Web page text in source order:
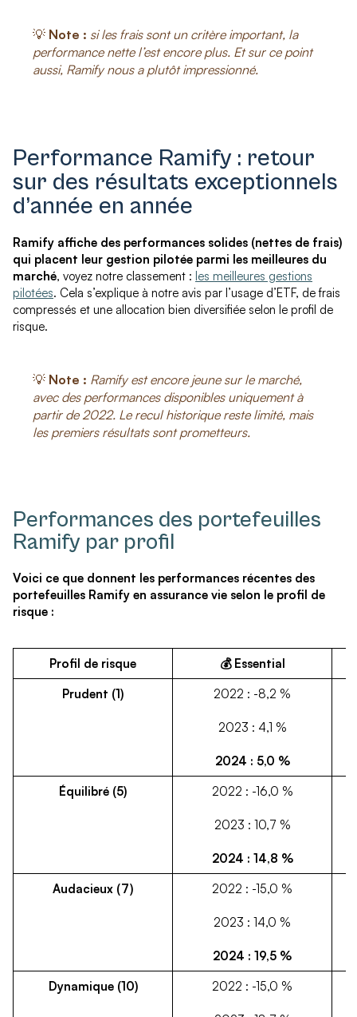
💡 Note : si les frais sont un critère important, la
performance nette l’est encore plus. Et sur ce point
aussi, Ramify nous a plutôt impressionné.
Performance Ramify : retour
sur des résultats exceptionnels
d’année en année
Ramify affiche des performances solides (nettes de frais)
qui placent leur gestion pilotée parmi les meilleures du
marché, voyez notre classement : les meilleures gestions
pilotées. Cela s’explique à notre avis par l’usage d’ETF, de frais
compressés et une allocation bien diversifiée selon le profil de
risque.
💡 Note : Ramify est encore jeune sur le marché,
avec des performances disponibles uniquement à
partir de 2022. Le recul historique reste limité, mais
les premiers résultats sont prometteurs.
Performances des portefeuilles
Ramify par profil
Voici ce que donnent les performances récentes des
portefeuilles Ramify en assurance vie selon le profil de
risque :
Profil de risque
💰 Essential
Prudent (1)
2022 : -8,2 %
2023 : 4,1 %
2024 : 5,0 %
Équilibré (5)
2022 : -16,0 %
2023 : 10,7 %
2024 : 14,8 %
Audacieux (7)
2022 : -15,0 %
2023 : 14,0 %
2024 : 19,5 %
Dynamique (10)
2022 : -15,0 %